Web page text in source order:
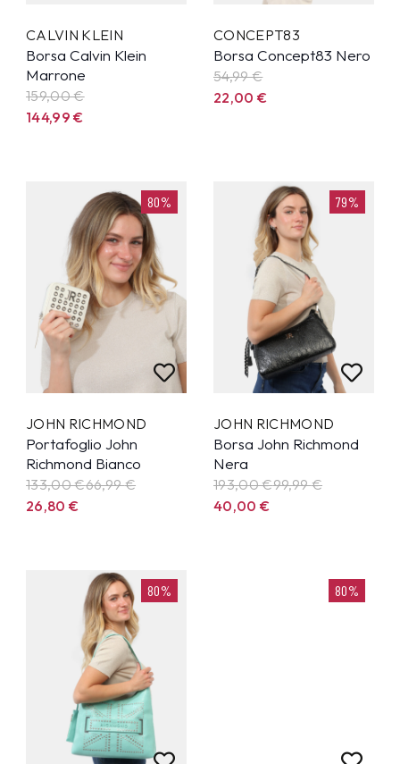
CALVIN KLEIN
Borsa Calvin Klein
Marrone
159,00 €
144,99€
CONCEPT83
Borsa Concept83 Nero
54,99€
22,00€
80%
JOHN RICHMOND
Portafoglio John
Richmond Bianco
133,00 €66,99€
26,80€
79%
JOHN RICHMOND
Borsa John Richmond
Nera
193,00 €99,99€
40,00€
80% 80%